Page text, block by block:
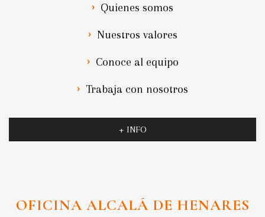
Quienes somos
Nuestros valores
Conoce al equipo
Trabaja con nosotros
+ INFO
OFICINA ALCALÁ DE HENARES